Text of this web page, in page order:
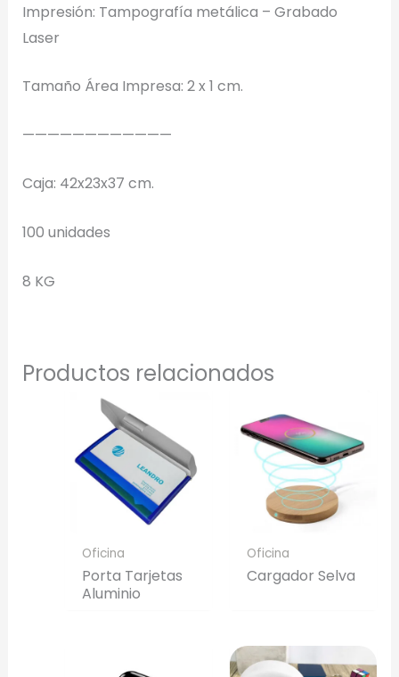
Formatos: PNG, JPG, SVG (Max. 5MB). Se recomienda fondo
Conserva los colores originales de tu logotipo.
Impresión: Tampografía metálica – Grabado
Laser
Tamaño Área Impresa: 2 x 1 cm.
————————————
Caja: 42x23x37 cm.
100 unidades
8 KG
Productos relacionados
Oficina
Porta Tarjetas
Aluminio
Oficina
Cargador Selva